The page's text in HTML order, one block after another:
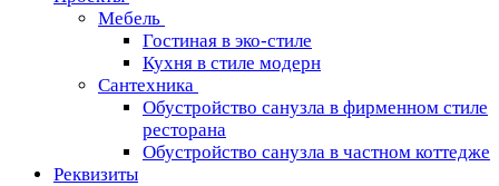
Мебель
Гостиная в эко-стиле
Кухня в стиле модерн
Сантехника
Обустройство санузла в фирменном стиле
ресторана
Обустройство санузла в частном коттедже
Реквизиты